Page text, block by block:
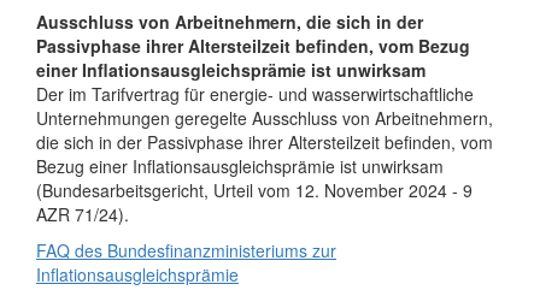
Ausschluss von Arbeitnehmern, die sich in der
Passivphase ihrer Altersteilzeit befinden, vom Bezug
einer Inflationsausgleichsprämie ist unwirksam
Der im Tarifvertrag für energie- und wasserwirtschaftliche
Unternehmungen geregelte Ausschluss von Arbeitnehmern,
die sich in der Passivphase ihrer Altersteilzeit befinden, vom
Bezug einer Inflationsausgleichsprämie ist unwirksam
(Bundesarbeitsgericht, Urteil vom 12. November 2024 - 9
AZR 71/24).
FAQ des Bundesfinanzministeriums zur
Inflationsausgleichsprämie